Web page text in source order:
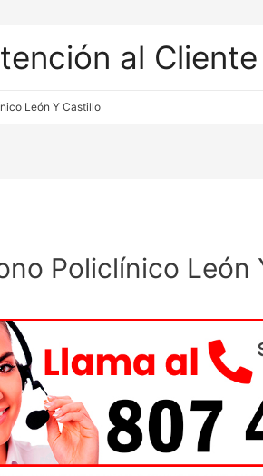
al Cliente
León Y Castillo
Policlínico León